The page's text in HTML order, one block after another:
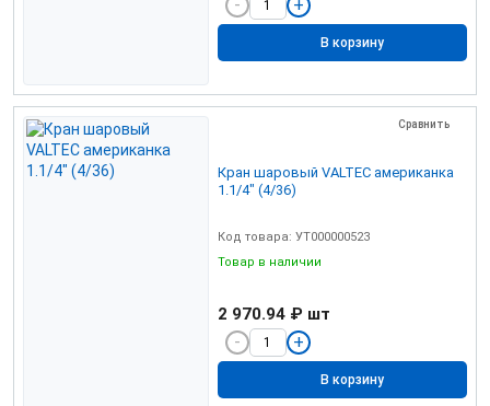
В корзину
Сравнить
Кран шаровый VALTEC американка
1.1/4" (4/36)
Код товара: УТ000000523
Товар в наличии
2 970.94 ₽ шт
В корзину